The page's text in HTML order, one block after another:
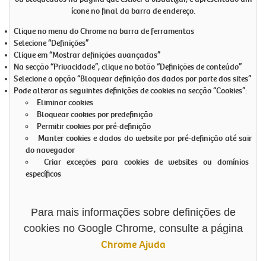
ícone no final da barra de endereço.
Clique no menu do Chrome na barra de ferramentas
Selecione “Definições”
Clique em “Mostrar definições avançadas”
Na secção “Privacidade”, clique no botão “Definições de conteúdo”
Selecione a opção “Bloquear definição dos dados por parte dos sites”
Pode alterar as seguintes definições de cookies na secção “Cookies”:
Eliminar cookies
Bloquear cookies por predefinição
Permitir cookies por pré-definição
Manter cookies e dados do website por pré-definição até sair
do navegador
Criar exceções para cookies de websites ou domínios
específicos
Para mais informações sobre definições de
cookies no Google Chrome, consulte a página
Chrome Ajuda